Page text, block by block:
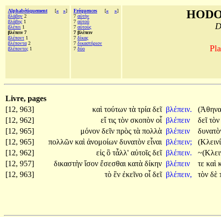
Alphabétiquement [« »]
βλάβην 2
βλάβης 1
βλέπει 1
βλέπειν 7
βλέποντ 1
βλέποντα 2
βλέποντες 1
Fréquences [« »]
7 αὐτὴν
7 αὑτοῦ
7 αὐτοὺς
7 βλέπειν
7 δίκας
7 δικαστήριον
7 δύο
Livre, pages
[12, 963]
καὶ τούτων τὰ τρία δεῖ βλέπειν.
[12, 962]
εἴτις τὸν σκοπὸν οἷ βλέπειν δεῖτὸν
[12, 965]
μόνον δεῖν πρὸς τὰ πολλὰ βλέπειν
[12, 965]
πολλῶν καὶ ἀνομοίων δυνατὸν εἶναι βλέπειν;
[12, 962]
εἰς ὃ τἆλλ' αὐτοῖς δεῖ βλέπειν.
[12, 957]
δικαστὴν ἴσον ἔσεσθαι κατὰ δίκην βλέπειν τε καὶ
[12, 963]
τὸ ἓν ἐκεῖνο οἷ δεῖ βλέπειν, τὸν δὲ